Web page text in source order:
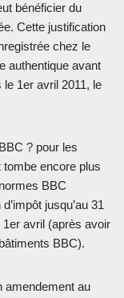
bénéficier du
Cette justification
chez le
authentique avant
1er avril 2011, le
? pour les
encore plus
BBC
jusqu’au 31
avril (après avoir
BBC).
amendement au